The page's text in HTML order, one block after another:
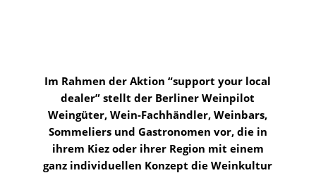
Im Rahmen der Aktion “support your local
dealer”stellt der Berliner Weinpilot
Weingüter, Wein-Fachhändler, Weinbars,
Sommeliers und Gastronomen vor, die in
ihrem Kiez oder ihrer Region mit einem
ganz individuellen Konzept die Weinkultur